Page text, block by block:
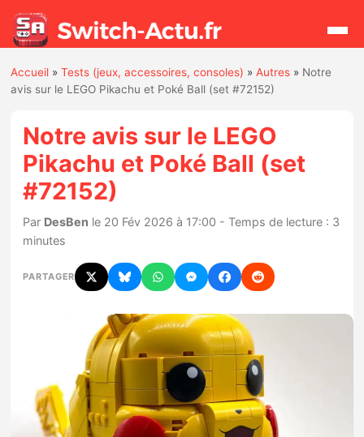
Rechercher
Actualités
Jeux
Hardware
Mises à jour
Chiffres de ventes
Rumeurs
Nintendo Direct
Accueil »Tests (jeux, accessoires, consoles) »Autres » Notre
avis sur le LEGO Pikachu et Poké Ball (set #72152)
Notre avis sur le LEGO
Pikachu et Poké Ball (set
#72152)
Par DesBen le 20 Fév 2026 à 17:00 - Temps de lecture : 3
minutes
PARTAGER